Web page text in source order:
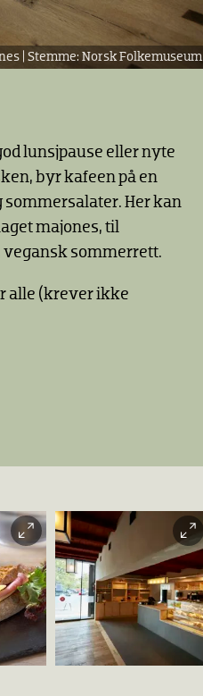
| Norsk Folkemuseum
lunsjpause eller nyte
byr kafeen på en
Her kan
majones, til
sommerrett.
alle (krever ikke
Kafé Arkadia
Haakon
Harriss |